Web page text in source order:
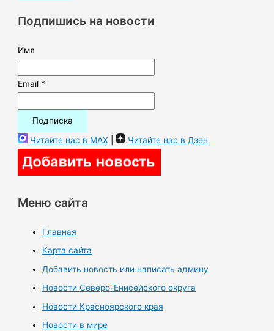
:Подпишись на новости
Имя
Email *
Читайте нас в MAX | Читайте нас в Дзен
Меню сайта
Главная
Карта сайта
Добавить новость или написать админу
Новости Северо-Енисейского округа
Новости Красноярского края
Новости в мире